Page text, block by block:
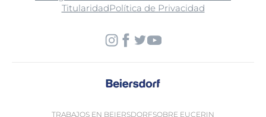
TitularidadPolítica de Privacidad
TRABAJOS EN BEIERSDORFSOBRE EUCERIN